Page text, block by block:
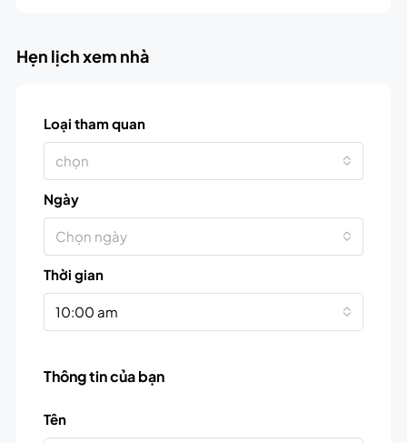
Hẹn lịch xem nhà
Loại tham quan
chọn
Ngày
Chọn ngày
Thời gian
10:00 am
Thông tin của bạn
Tên